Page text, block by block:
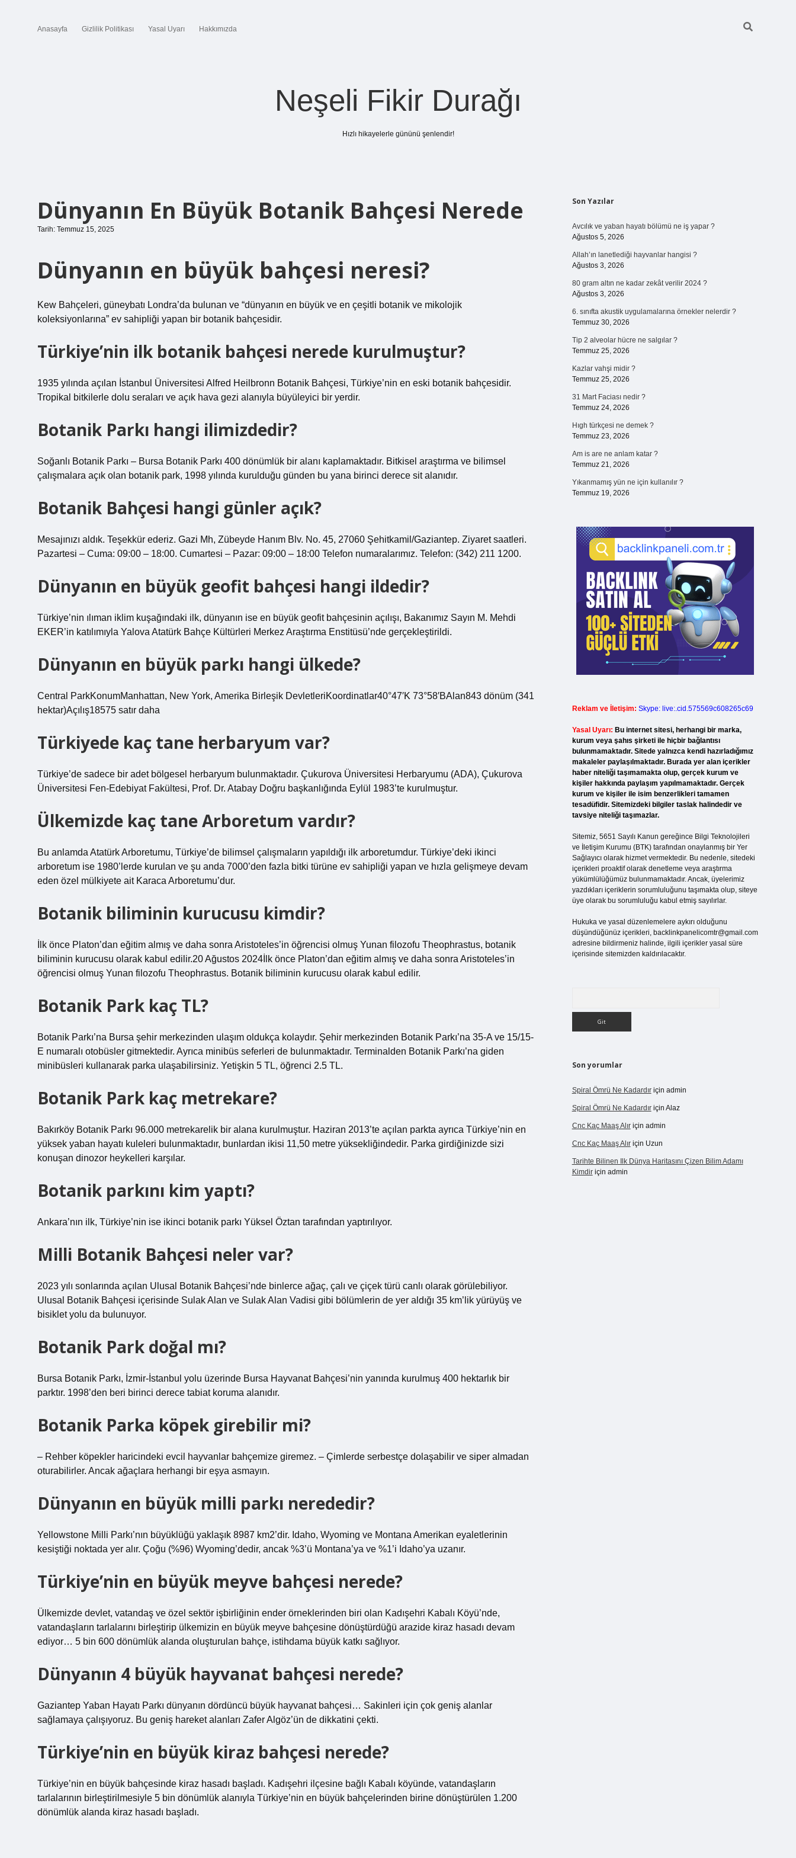
Anasayfa Gizlilik Politikası Yasal Uyarı Hakkımızda
Neşeli Fikir Durağı
Hızlı hikayelerle gününü şenlendir!
Dünyanın En Büyük Botanik Bahçesi Nerede
Tarih: Temmuz 15, 2025
Dünyanın en büyük bahçesi neresi?
Kew Bahçeleri, güneybatı Londra’da bulunan ve “dünyanın en büyük ve en çeşitli botanik ve mikolojik
koleksiyonlarına” ev sahipliği yapan bir botanik bahçesidir.
Türkiye’nin ilk botanik bahçesi nerede kurulmuştur?
1935 yılında açılan İstanbul Üniversitesi Alfred Heilbronn Botanik Bahçesi, Türkiye’nin en eski botanik bahçesidir.
Tropikal bitkilerle dolu seraları ve açık hava gezi alanıyla büyüleyici bir yerdir.
Botanik Parkı hangi ilimizdedir?
Soğanlı Botanik Parkı – Bursa Botanik Parkı 400 dönümlük bir alanı kaplamaktadır. Bitkisel araştırma ve bilimsel
çalışmalara açık olan botanik park, 1998 yılında kurulduğu günden bu yana birinci derece sit alanıdır.
Botanik Bahçesi hangi günler açık?
Mesajınızı aldık. Teşekkür ederiz. Gazi Mh, Zübeyde Hanım Blv. No. 45, 27060 Şehitkamil/Gaziantep. Ziyaret saatleri.
Pazartesi – Cuma: 09:00 – 18:00. Cumartesi – Pazar: 09:00 – 18:00 Telefon numaralarımız. Telefon: (342) 211 1200.
Dünyanın en büyük geofit bahçesi hangi ildedir?
Türkiye’nin ılıman iklim kuşağındaki ilk, dünyanın ise en büyük geofit bahçesinin açılışı, Bakanımız Sayın M. Mehdi
EKER’in katılımıyla Yalova Atatürk Bahçe Kültürleri Merkez Araştırma Enstitüsü’nde gerçekleştirildi.
Dünyanın en büyük parkı hangi ülkede?
Central ParkKonumManhattan, New York, Amerika Birleşik DevletleriKoordinatlar40°47′K 73°58′BAlan843 dönüm (341
hektar)Açılış18575 satır daha
Türkiyede kaç tane herbaryum var?
Türkiye’de sadece bir adet bölgesel herbaryum bulunmaktadır. Çukurova Üniversitesi Herbaryumu (ADA), Çukurova
Üniversitesi Fen-Edebiyat Fakültesi, Prof. Dr. Atabay Doğru başkanlığında Eylül 1983’te kurulmuştur.
Ülkemizde kaç tane Arboretum vardır?
Bu anlamda Atatürk Arboretumu, Türkiye’de bilimsel çalışmaların yapıldığı ilk arboretumdur. Türkiye’deki ikinci
arboretum ise 1980’lerde kurulan ve şu anda 7000’den fazla bitki türüne ev sahipliği yapan ve hızla gelişmeye devam
eden özel mülkiyete ait Karaca Arboretumu’dur.
Botanik biliminin kurucusu kimdir?
İlk önce Platon’dan eğitim almış ve daha sonra Aristoteles’in öğrencisi olmuş Yunan filozofu Theophrastus, botanik
biliminin kurucusu olarak kabul edilir.20 Ağustos 2024İlk önce Platon’dan eğitim almış ve daha sonra Aristoteles’in
öğrencisi olmuş Yunan filozofu Theophrastus. Botanik biliminin kurucusu olarak kabul edilir.
Botanik Park kaç TL?
Botanik Parkı’na Bursa şehir merkezinden ulaşım oldukça kolaydır. Şehir merkezinden Botanik Parkı’na 35-A ve 15/15-
E numaralı otobüsler gitmektedir. Ayrıca minibüs seferleri de bulunmaktadır. Terminalden Botanik Parkı’na giden
minibüsleri kullanarak parka ulaşabilirsiniz. Yetişkin 5 TL, öğrenci 2.5 TL.
Botanik Park kaç metrekare?
Bakırköy Botanik Parkı 96.000 metrekarelik bir alana kurulmuştur. Haziran 2013’te açılan parkta ayrıca Türkiye’nin en
yüksek yaban hayatı kuleleri bulunmaktadır, bunlardan ikisi 11,50 metre yüksekliğindedir. Parka girdiğinizde sizi
konuşan dinozor heykelleri karşılar.
Botanik parkını kim yaptı?
Ankara’nın ilk, Türkiye’nin ise ikinci botanik parkı Yüksel Öztan tarafından yaptırılıyor.
Milli Botanik Bahçesi neler var?
2023 yılı sonlarında açılan Ulusal Botanik Bahçesi’nde binlerce ağaç, çalı ve çiçek türü canlı olarak görülebiliyor.
Ulusal Botanik Bahçesi içerisinde Sulak Alan ve Sulak Alan Vadisi gibi bölümlerin de yer aldığı 35 km’lik yürüyüş ve
bisiklet yolu da bulunuyor.
Botanik Park doğal mı?
Bursa Botanik Parkı, İzmir-İstanbul yolu üzerinde Bursa Hayvanat Bahçesi’nin yanında kurulmuş 400 hektarlık bir
parktır. 1998’den beri birinci derece tabiat koruma alanıdır.
Botanik Parka köpek girebilir mi?
– Rehber köpekler haricindeki evcil hayvanlar bahçemize giremez. – Çimlerde serbestçe dolaşabilir ve siper almadan
oturabilirler. Ancak ağaçlara herhangi bir eşya asmayın.
Dünyanın en büyük milli parkı nerededir?
Yellowstone Milli Parkı’nın büyüklüğü yaklaşık 8987 km2’dir. Idaho, Wyoming ve Montana Amerikan eyaletlerinin
kesiştiği noktada yer alır. Çoğu (%96) Wyoming’dedir, ancak %3’ü Montana’ya ve %1’i Idaho’ya uzanır.
Türkiye’nin en büyük meyve bahçesi nerede?
Ülkemizde devlet, vatandaş ve özel sektör işbirliğinin ender örneklerinden biri olan Kadışehri Kabalı Köyü’nde,
vatandaşların tarlalarını birleştirip ülkemizin en büyük meyve bahçesine dönüştürdüğü arazide kiraz hasadı devam
ediyor… 5 bin 600 dönümlük alanda oluşturulan bahçe, istihdama büyük katkı sağlıyor.
Dünyanın 4 büyük hayvanat bahçesi nerede?
Gaziantep Yaban Hayatı Parkı dünyanın dördüncü büyük hayvanat bahçesi… Sakinleri için çok geniş alanlar
sağlamaya çalışıyoruz. Bu geniş hareket alanları Zafer Algöz’ün de dikkatini çekti.
Türkiye’nin en büyük kiraz bahçesi nerede?
Türkiye’nin en büyük bahçesinde kiraz hasadı başladı. Kadışehri ilçesine bağlı Kabalı köyünde, vatandaşların
tarlalarının birleştirilmesiyle 5 bin dönümlük alanıyla Türkiye’nin en büyük bahçelerinden birine dönüştürülen 1.200
dönümlük alanda kiraz hasadı başladı.
Sidebar
Son Yazılar
Avcılık ve yaban hayatı bölümü ne iş yapar ?
Ağustos 5, 2026
Allah’ın lanetlediği hayvanlar hangisi ?
Ağustos 3, 2026
80 gram altın ne kadar zekât verilir 2024 ?
Ağustos 3, 2026
6. sınıfta akustik uygulamalarına örnekler nelerdir ?
Temmuz 30, 2026
Tip 2 alveolar hücre ne salgılar ?
Temmuz 25, 2026
Kazlar vahşi midir ?
Temmuz 25, 2026
31 Mart Faciası nedir ?
Temmuz 24, 2026
Hıgh türkçesi ne demek ?
Temmuz 23, 2026
Am is are ne anlam katar ?
Temmuz 21, 2026
Yıkanmamış yün ne için kullanılır ?
Temmuz 19, 2026
Reklam ve İletişim: Skype: live:.cid.575569c608265c69
Yasal Uyarı: Bu internet sitesi, herhangi bir marka,
kurum veya şahıs şirketi ile hiçbir bağlantısı
bulunmamaktadır. Sitede yalnızca kendi hazırladığımız
makaleler paylaşılmaktadır. Burada yer alan içerikler
haber niteliği taşımamakta olup, gerçek kurum ve
kişiler hakkında paylaşım yapılmamaktadır. Gerçek
kurum ve kişiler ile isim benzerlikleri tamamen
tesadüfidir. Sitemizdeki bilgiler taslak halindedir ve
tavsiye niteliği taşımazlar.
Sitemiz, 5651 Sayılı Kanun gereğince Bilgi Teknolojileri
ve İletişim Kurumu (BTK) tarafından onaylanmış bir Yer
Sağlayıcı olarak hizmet vermektedir. Bu nedenle, sitedeki
içerikleri proaktif olarak denetleme veya araştırma
yükümlülüğümüz bulunmamaktadır. Ancak, üyelerimiz
yazdıkları içeriklerin sorumluluğunu taşımakta olup, siteye
üye olarak bu sorumluluğu kabul etmiş sayılırlar.
Hukuka ve yasal düzenlemelere aykırı olduğunu
düşündüğünüz içerikleri, backlinkpanelicomtr@gmail.com
adresine bildirmeniz halinde, ilgili içerikler yasal süre
içerisinde sitemizden kaldırılacaktır.
Son yorumlar
Spiral Ömrü Ne Kadardıriçin admin
Spiral Ömrü Ne Kadardıriçin Alaz
Cnc Kaç Maaş Alıriçin admin
Cnc Kaç Maaş Alıriçin Uzun
Tarihte Bilinen Ilk Dünya Haritasını Çizen Bilim Adamı
Kimdiriçin admin